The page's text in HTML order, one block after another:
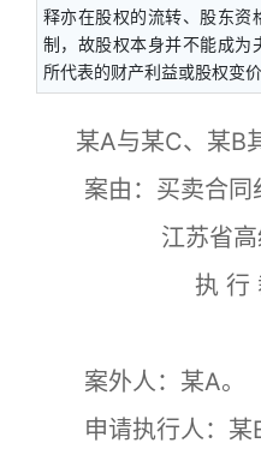
释亦在股权的流转、股东资
制，故股权本身并不能成为
所代表的财产利益或股权变
某A与某C、某B
案由 ： 买卖合同
江苏省
执 行
案外人：某A。
申请执行人：某B